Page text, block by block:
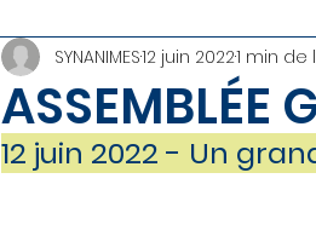
ASSEMBLÉE
SYNANIMES12 juin 20221 min de
12 juin 2022 - Un